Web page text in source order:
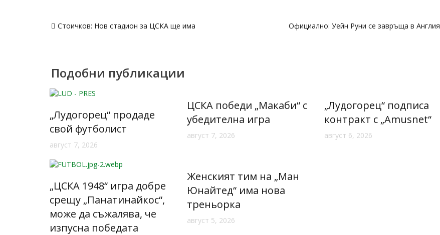
Стоичков: Нов стадион за ЦСКА ще има Официално: Уейн Руни се завръща в Англия
Подобни публикации
„Лудогорец“ продаде
свой футболист
август 7, 2026
ЦСКА победи „Макаби“ с
убедителна игра
август 7, 2026
„Лудогорец“ подписа
контракт с „Amusnet“
август 6, 2026
„ЦСКА 1948“ игра добре
срещу „Панатинайкос“,
може да съжалява, че
изпусна победата
Женският тим на „Ман
Юнайтед“ има нова
треньорка
август 5, 2026